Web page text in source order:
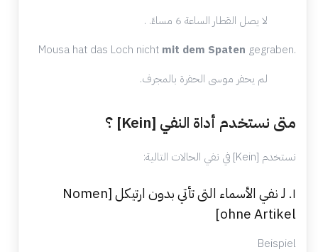
لا يصل القطار الساعة 6 مساءً. .
Mousa hat das Loch nicht mit dem Spaten gegraben.
لم يحفر موسى الحفرة بالمجرف.
متى نستخدم أداة النفي [Kein] ؟
نستخدم [Kein] في نفي الحالات التالية:
١. لـ نفي الأسماء التى تأتي بدون ارتيكل [Nomen
ohne Artikel]
Beispiel